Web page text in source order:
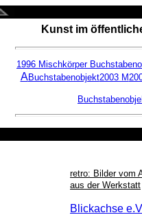
Kunst im
1996 Mischkörper
ABuchstabenobjekt2003 M
retro: Bilder vom
aus der Werkstatt
Blickachse